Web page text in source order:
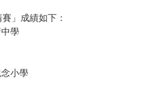
」成績如下：
學
小學